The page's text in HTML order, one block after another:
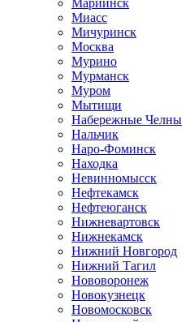
Мариинск
Миасс
Мичуринск
Москва
Мурино
Мурманск
Муром
Мытищи
Набережные Челны
Нальчик
Наро-Фоминск
Находка
Невинномысск
Нефтекамск
Нефтеюганск
Нижневартовск
Нижнекамск
Нижний Новгород
Нижний Тагил
Нововоронеж
Новокузнецк
Новомосковск